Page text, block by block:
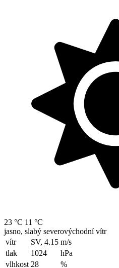
23 °C 11 °C
jasno, slabý severovýchodní vítr
vítr
SV, 4.15 m/s
tlak
1024
hPa
vlhkost 28 %